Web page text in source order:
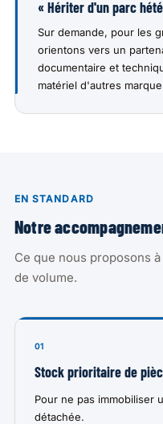
« Hériter d'un parc
Sur demande, pour les
orientons vers un
documentaire et
matériel d'autres
EN STANDARD
Notre
Ce que nous proposons
de volume.
01
Stock prioritaire de
Pour ne pas immobiliser
détachée.